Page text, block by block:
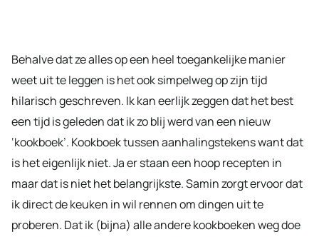
Behalve dat ze alles op een heel toegankelijke manier
weet uit te leggen is het ook simpelweg op zijn tijd
hilarisch geschreven. Ik kan eerlijk zeggen dat het best
een tijd is geleden dat ik zo blij werd van een nieuw
‘kookboek’. Kookboek tussen aanhalingstekens want dat
is het eigenlijk niet. Ja er staan een hoop recepten in
maar dat is niet het belangrijkste. Samin zorgt ervoor dat
ik direct de keuken in wil rennen om dingen uit te
proberen. Dat ik (bijna) alle andere kookboeken weg doe